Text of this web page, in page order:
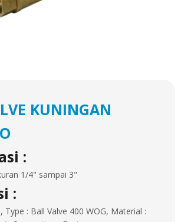
KUNINGAN
:
1/4" sampai 3"
:
Type : Ball Valve 400 WOG, Material :